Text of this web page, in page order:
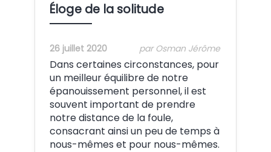
Éloge de la solitude
26 juillet 2020 par Osman Jérôme
Dans certaines circonstances, pour
un meilleur équilibre de notre
épanouissement personnel, il est
souvent important de prendre
notre distance de la foule,
consacrant ainsi un peu de temps à
nous-mêmes et pour nous-mêmes.